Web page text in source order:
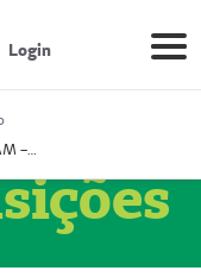
Login
Prestador CERPAM – Centro de Reabilitação S/S Ltda-ME (52004274-8)